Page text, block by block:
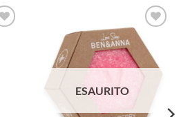
Aggiungi
alla lista
dei
desideri
ESAURITO